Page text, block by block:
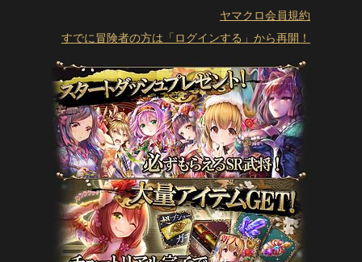
ヤマクロ会員規約
すでに冒険者の方は「ログインする」から再開！